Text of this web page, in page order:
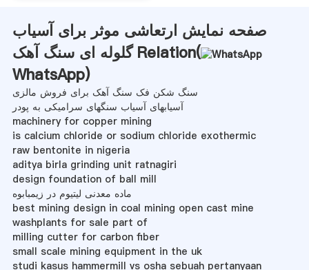
صفحه نمایش ارتعاشی موثر برای آسیاب
گلوله ای سنگ آهک Relation(
WhatsApp)
سنگ شکن فک سنگ آهک برای فروش مالزی
آسیابهای آسیاب سنگهای سرامیکی به پودر
machinery for copper mining
is calcium chloride or sodium chloride exothermic
raw bentonite in nigeria
aditya birla grinding unit ratnagiri
design foundation of ball mill
ماده معدنی لیتیوم در زیمبابوه
best mining design in coal mining open cast mine
washplants for sale part of
milling cutter for carbon fiber
small scale mining equipment in the uk
studi kasus hammermill vs osha sebuah pertanyaan